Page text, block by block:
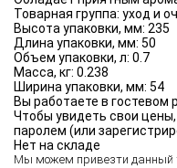
Товарная группа: уход и
Высота упаковки, мм: 235
Длина упаковки, мм: 50
Объем упаковки, л: 0.7
Масса, кг: 0.238
Ширина упаковки, мм: 54
Вы работаете в
Чтобы увидеть свои
паролем (или
Нет на складе
Мы можем привезти данный